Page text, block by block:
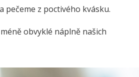
pečeme z poctivého kvásku.
obvyklé náplně našich